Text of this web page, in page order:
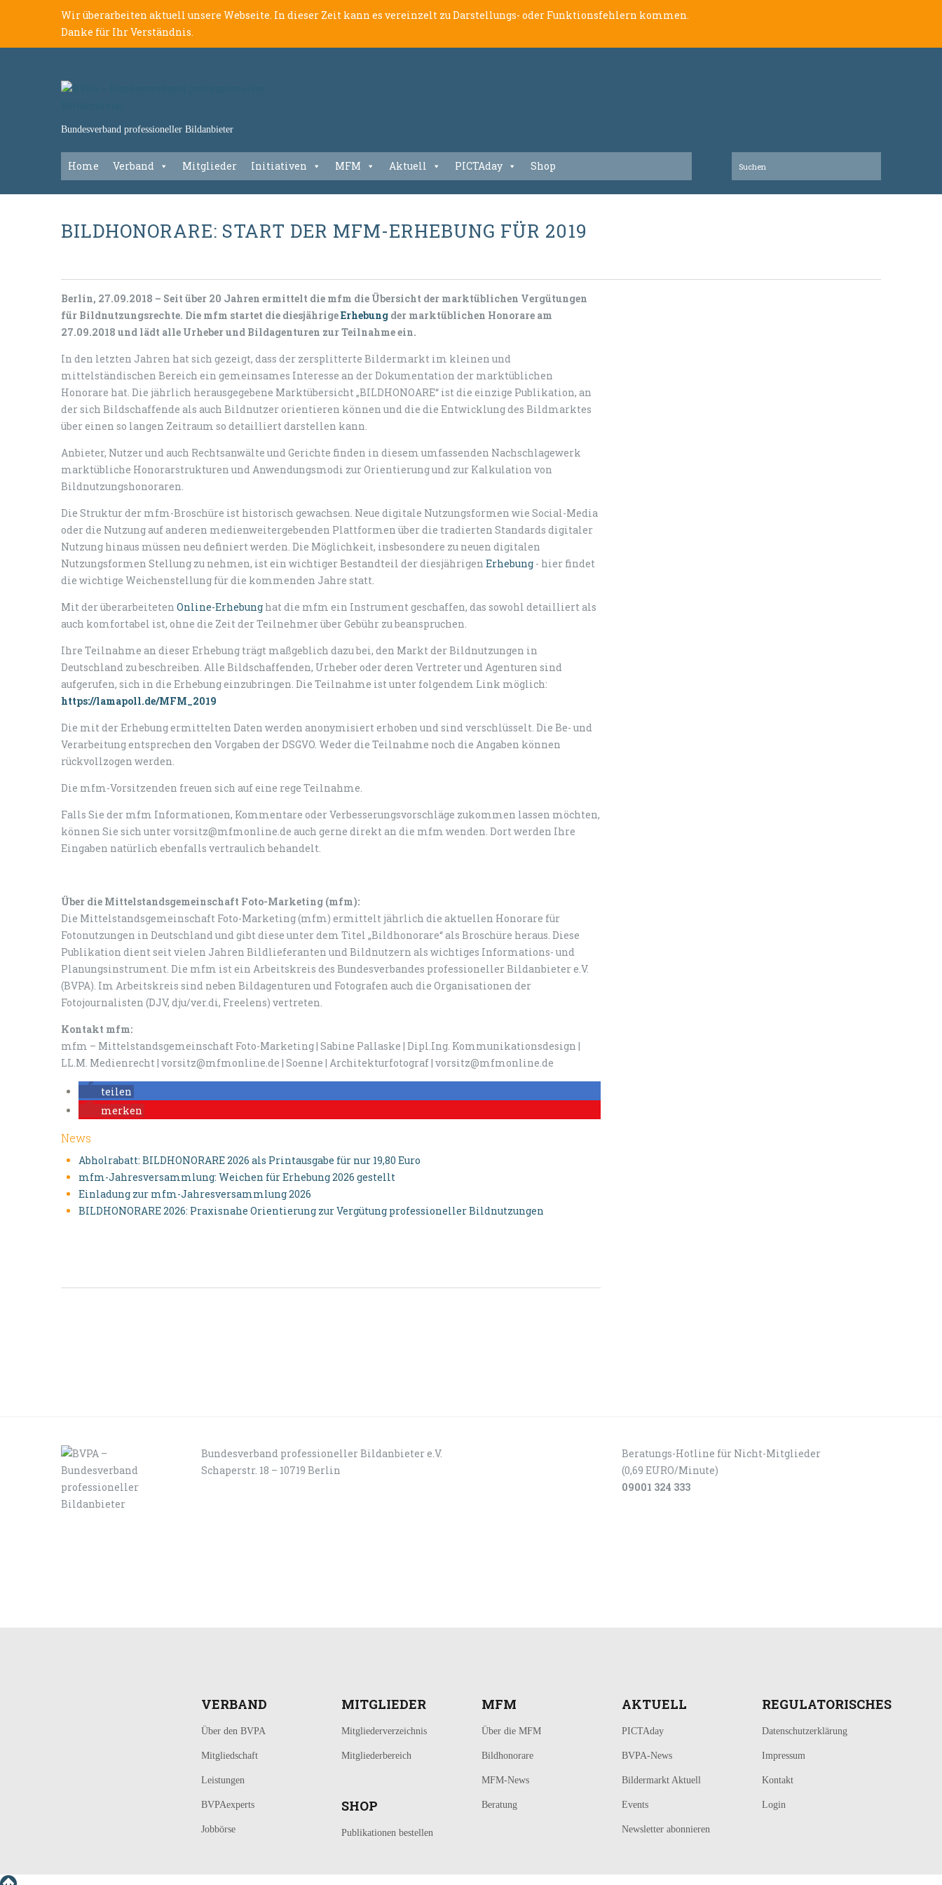
Wir überarbeiten aktuell unsere Webseite. In dieser Zeit kann es vereinzelt zu Darstellungs- oder Funktionsfehlern kommen.
Danke für Ihr Verständnis.
Bundesverband professioneller Bildanbieter
Home Verband Mitglieder Initiativen MFM Aktuell PICTAday Shop
BILDHONORARE: START DER MFM-ERHEBUNG FÜR 2019
Berlin, 27.09.2018 – Seit über 20 Jahren ermittelt die mfm die Übersicht der marktüblichen Vergütungen
für Bildnutzungsrechte. Die mfm startet die diesjährigeErhebung der marktüblichen Honorare am
27.09.2018 und lädt alle Urheber und Bildagenturen zur Teilnahme ein.
In den letzten Jahren hat sich gezeigt, dass der zersplitterte Bildermarkt im kleinen und
mittelständischen Bereich ein gemeinsames Interesse an der Dokumentation der marktüblichen
Honorare hat. Die jährlich herausgegebene Marktübersicht „BILDHONOARE“ ist die einzige Publikation, an
der sich Bildschaffende als auch Bildnutzer orientieren können und die die Entwicklung des Bildmarktes
über einen so langen Zeitraum so detailliert darstellen kann.
Anbieter, Nutzer und auch Rechtsanwälte und Gerichte finden in diesem umfassenden Nachschlagewerk
marktübliche Honorarstrukturen und Anwendungsmodi zur Orientierung und zur Kalkulation von
Bildnutzungshonoraren.
Die Struktur der mfm-Broschüre ist historisch gewachsen. Neue digitale Nutzungsformen wie Social-Media
oder die Nutzung auf anderen medienweitergebenden Plattformen über die tradierten Standards digitaler
Nutzung hinaus müssen neu definiert werden. Die Möglichkeit, insbesondere zu neuen digitalen
Nutzungsformen Stellung zu nehmen, ist ein wichtiger Bestandteil der diesjährigen Erhebung - hier findet
die wichtige Weichenstellung für die kommenden Jahre statt.
Mit der überarbeiteten Online-Erhebung hat die mfm ein Instrument geschaffen, das sowohl detailliert als
auch komfortabel ist, ohne die Zeit der Teilnehmer über Gebühr zu beanspruchen.
Ihre Teilnahme an dieser Erhebung trägt maßgeblich dazu bei, den Markt der Bildnutzungen in
Deutschland zu beschreiben. Alle Bildschaffenden, Urheber oder deren Vertreter und Agenturen sind
aufgerufen, sich in die Erhebung einzubringen. Die Teilnahme ist unter folgendem Link möglich:
https://lamapoll.de/MFM_2019
Die mit der Erhebung ermittelten Daten werden anonymisiert erhoben und sind verschlüsselt. Die Be- und
Verarbeitung entsprechen den Vorgaben der DSGVO. Weder die Teilnahme noch die Angaben können
rückvollzogen werden.
Die mfm-Vorsitzenden freuen sich auf eine rege Teilnahme.
Falls Sie der mfm Informationen, Kommentare oder Verbesserungsvorschläge zukommen lassen möchten,
können Sie sich unter vorsitz@mfmonline.de auch gerne direkt an die mfm wenden. Dort werden Ihre
Eingaben natürlich ebenfalls vertraulich behandelt.
Über die Mittelstandsgemeinschaft Foto-Marketing (mfm):
Die Mittelstandsgemeinschaft Foto-Marketing (mfm) ermittelt jährlich die aktuellen Honorare für
Fotonutzungen in Deutschland und gibt diese unter dem Titel „Bildhonorare“ als Broschüre heraus. Diese
Publikation dient seit vielen Jahren Bildlieferanten und Bildnutzern als wichtiges Informations- und
Planungsinstrument. Die mfm ist ein Arbeitskreis des Bundesverbandes professioneller Bildanbieter e.V.
(BVPA). Im Arbeitskreis sind neben Bildagenturen und Fotografen auch die Organisationen der
Fotojournalisten (DJV, dju/ver.di, Freelens) vertreten.
Kontakt mfm:
mfm – Mittelstandsgemeinschaft Foto-Marketing | Sabine Pallaske | Dipl.Ing. Kommunikationsdesign |
LL.M. Medienrecht | vorsitz@mfmonline.de | Soenne | Architekturfotograf | vorsitz@mfmonline.de
teilen
merken
News
Abholrabatt: BILDHONORARE 2026 als Printausgabe für nur 19,80 Euro
mfm-Jahresversammlung: Weichen für Erhebung 2026 gestellt
Einladung zur mfm-Jahresversammlung 2026
BILDHONORARE 2026: Praxisnahe Orientierung zur Vergütung professioneller Bildnutzungen
Bundesverband professioneller Bildanbieter e.V.
Schaperstr. 18 – 10719 Berlin
Beratungs-Hotline für Nicht-Mitglieder
(0,69 EURO/Minute)
09001 324 333
VERBAND
Über den BVPA
Mitgliedschaft
Leistungen
BVPAexperts
Jobbörse
MITGLIEDER
Mitgliederverzeichnis
Mitgliederbereich
SHOP
Publikationen bestellen
MFM
Über die MFM
Bildhonorare
MFM-News
Beratung
AKTUELL
PICTAday
BVPA-News
Bildermarkt Aktuell
Events
Newsletter abonnieren
REGULATORISCHES
Datenschutzerklärung
Impressum
Kontakt
Login